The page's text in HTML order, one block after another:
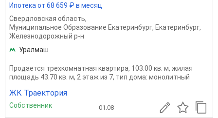
Ипотека от 68 659 ₽ в месяц
Свердловская область,
Муниципальное Образование Екатеринбург, Екатеринбург,
Железнодорожный р-н
Уралмаш
Продается трехкомнатная квартира, 103.00 кв. м, жилая
площадь 43.70 кв. м, 2 этаж из 7, тип дома: монолитный
ЖК Траектория
Собственник 01.08